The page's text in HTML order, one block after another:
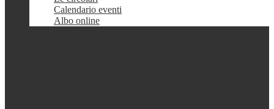
Calendario eventi
Albo online